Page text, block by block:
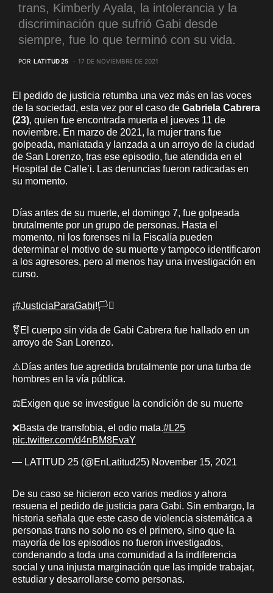
trans, Kimberly Ayala, la intolerancia y la
discriminación que sufrió Gabi desde
siempre, fue lo que terminó con su vida.
POR LATITUD 25 17 DE NOVIEMBRE DE 2021
El pedido de justicia retumba una vez más en las voces
de la sociedad, esta vez por el caso de Gabriela Cabrera
(23), quien fue encontrada muerta el jueves 11 de
noviembre. En marzo de 2021, la mujer trans fue
golpeada, maniatada y lanzada a un arroyo de la ciudad
de San Lorenzo, tras ese episodio, fue atendida en el
Hospital de Calle’i. Las denuncias fueron radicadas en
su momento.
Días antes de su muerte, el domingo 7, fue golpeada
brutalmente por un grupo de personas. Hasta el
momento, ni los forenses ni la Fiscalía pueden
determinar el motivo de su muerte y tampoco identificaron
a los agresores, pero al menos hay una investigación en
curso.
¡#JusticiaParaGabi!🏳️‍⚧️
⚧️El cuerpo sin vida de Gabi Cabrera fue hallado en un
arroyo de San Lorenzo.
⚠️Días antes fue agredida brutalmente por una turba de
hombres en la vía pública.
⚖️Exigen que se investigue la condición de su muerte
❌Basta de transfobia, el odio mata.#L25
pic.twitter.com/d4nBM8EvaY
— LATITUD 25 (@EnLatitud25) November 15, 2021
De su caso se hicieron eco varios medios y ahora
resuena el pedido de justicia para Gabi. Sin embargo, la
historia señala que este caso de violencia sistemática a
personas trans no solo no es el primero, sino que la
mayoría de los episodios no fueron investigados,
condenando a toda una comunidad a la indiferencia
social y una injusta marginación que las impide trabajar,
estudiar y desarrollarse como personas.